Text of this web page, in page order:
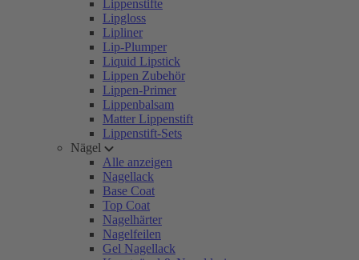
Lippenstifte
Lipgloss
Lipliner
Lip-Plumper
Liquid Lipstick
Lippen Zubehör
Lippen-Primer
Lippenbalsam
Matter Lippenstift
Lippenstift-Sets
Nägel
Alle anzeigen
Nagellack
Base Coat
Top Coat
Nagelhärter
Nagelfeilen
Gel Nagellack